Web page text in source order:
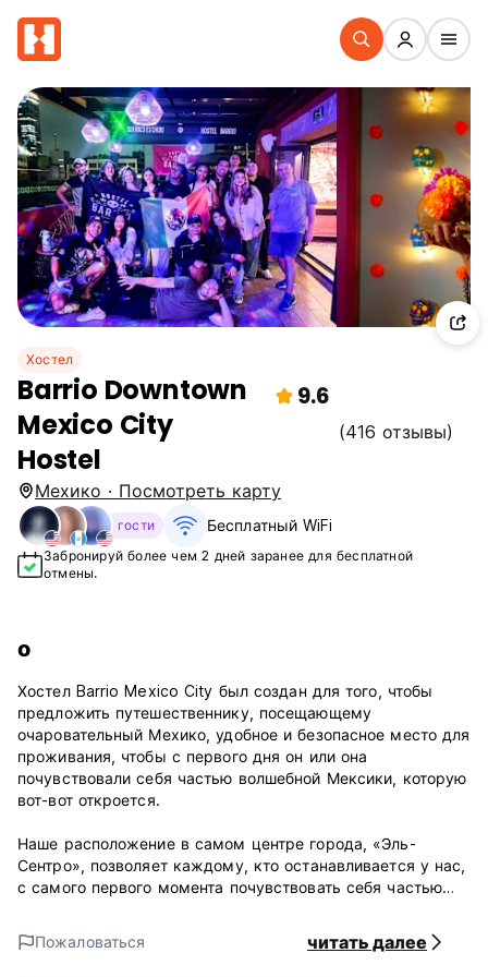
Хостел
Barrio Downtown
Mexico City
Hostel
9.6
(416 отзывы)
Мехико · Посмотреть карту
гости Бесплатный WiFi
Забронируй более чем 2 дней заранее для бесплатной
отмены.
о
Хостел Barrio Mexico City был создан для того, чтобы
предложить путешественнику, посещающему
очаровательный Мехико, удобное и безопасное место для
проживания, чтобы с первого дня он или она
почувствовали себя частью волшебной Мексики, которую
вот-вот откроется.
Наше расположение в самом центре города, «Эль-
Сентро», позволяет каждому, кто останавливается у нас,
с самого первого момента почувствовать себя частью
детали, стены, украшенные мексиканскими
художниками-монументалистами, мероприятия и туры —
Пожаловаться читать далее